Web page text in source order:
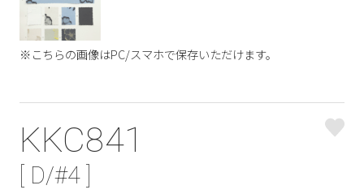
※こちらの画像はPC/スマホで保存いただけます。
KKC841
[ D/#4 ]